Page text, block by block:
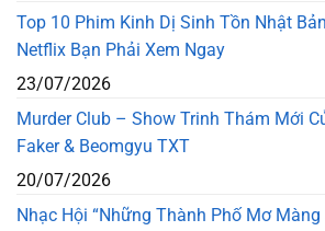
Top 10 Phim Kinh Dị Sinh Tồn Nhật
Netflix Bạn Phải Xem Ngay
23/07/2026
Murder Club – Show Trinh Thám Mới
Faker & Beomgyu TXT
20/07/2026
Nhạc Hội “Những Thành Phố Mơ Màng